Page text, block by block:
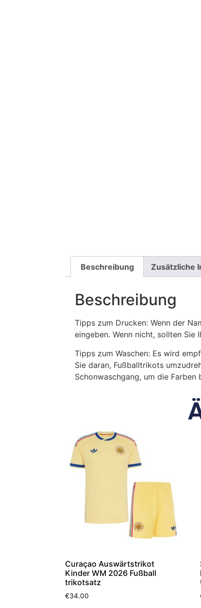
Beschreibung Zusätzliche
Beschreibung
Tipps zum Drucken: Wenn der
eingeben. Wenn nicht, sollten Sie
Tipps zum Waschen: Es wird
Sie daran, Fußballtrikots
Schonwaschgang, um die Farben
Curaçao Auswärtstrikot
Kinder WM 2026 Fußball
trikotsatz
€34.00